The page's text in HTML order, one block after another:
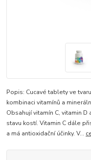
Popis: Cucavé tablety ve
kombinaci vitamínů a
Obsahují vitamín C, vitamin
stavu kostí. Vitamin C dále
a má antioxidační účinky. V...